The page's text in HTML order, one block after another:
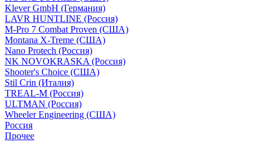
Klever GmbH (Германия)
LAVR HUNTLINE (Россия)
M-Pro 7 Combat Proven (СШA)
Montana X-Treme (США)
Nano Protech (Россия)
NK NOVOKRASKA (Россия)
Shooter's Choice (СШA)
Stil Crin (Италия)
TREAL-M (Россия)
ULTMAN (Россия)
Wheeler Engineering (СШA)
Россия
Прочее